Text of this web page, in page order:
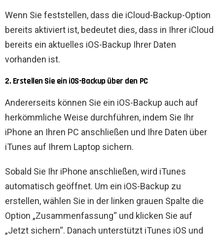
Wenn Sie feststellen, dass die iCloud-Backup-Option
bereits aktiviert ist, bedeutet dies, dass in Ihrer iCloud
bereits ein aktuelles iOS-Backup Ihrer Daten
vorhanden ist.
2. Erstellen Sie ein iOS-Backup über den PC
Andererseits können Sie ein iOS-Backup auch auf
herkömmliche Weise durchführen, indem Sie Ihr
iPhone an Ihren PC anschließen und Ihre Daten über
iTunes auf Ihrem Laptop sichern.
Sobald Sie Ihr iPhone anschließen, wird iTunes
automatisch geöffnet. Um ein iOS-Backup zu
erstellen, wählen Sie in der linken grauen Spalte die
Option „Zusammenfassung“ und klicken Sie auf
„Jetzt sichern“. Danach unterstützt iTunes iOS und